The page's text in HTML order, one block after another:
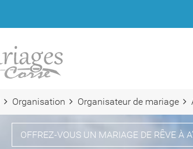
Organisation Organisateur de mariage
OFFREZ-VOUS UN MARIAGE DE RÊVE À